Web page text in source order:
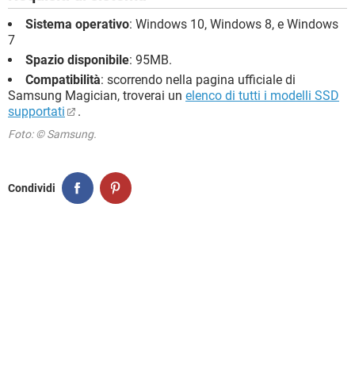
Sistema operativo: Windows 10, Windows 8, e Windows
7
Spazio disponibile: 95MB.
Compatibilità: scorrendo nella pagina ufficiale di
Samsung Magician, troverai un elenco di tutti i modelli SSD
supportati
.
Foto: © Samsung.
Condividi